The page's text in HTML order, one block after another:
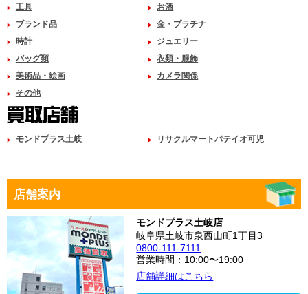
工具
お酒
ブランド品
金・プラチナ
時計
ジュエリー
バッグ類
衣類・服飾
美術品・絵画
カメラ関係
その他
モンドプラス土岐 リサクルマートパテイオ可児
店舗案内
モンドプラス土岐店
岐阜県土岐市泉西山町1丁目3
0800-111-7111
営業時間：10:00〜19:00
店舗詳細はこちら